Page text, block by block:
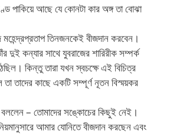
পাকিয়ে আছে যে কোনটা কার অঙ্গ তা বোঝা
মহেন্দ্রপ্রতাপ তিনজনকেই বীজদান করবেন।
দুই কন্যার সাথে যুবরাজের শারিরীক সম্পর্ক
কিন্তু তারা যখন স্বচক্ষে এই বিচিত্র
তা তাদের কাছে একটি সম্পূর্ণ নূতন বিস্ময়কর
বললেন – তোমাদের সঙ্কোচের কিছুই নেই।
আমার যোনিতে বীজদান করছেন এবং